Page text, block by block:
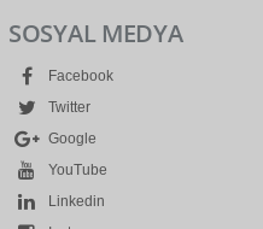
SOSYAL MEDYA
Facebook
Twitter
Google
YouTube
Linkedin